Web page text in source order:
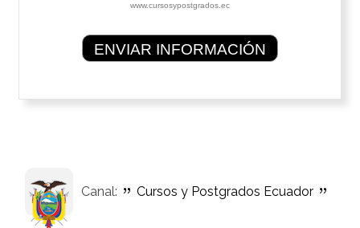
www.cursosypostgrados.ec
Canal: Cursos y Postgrados Ecuador